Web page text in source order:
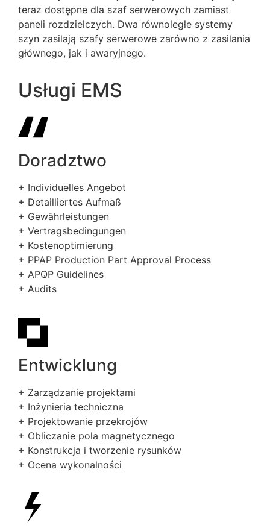
teraz dostępne dla szaf serwerowych zamiast
paneli rozdzielczych. Dwa równoległe systemy
szyn zasilają szafy serwerowe zarówno z zasilania
głównego, jak i awaryjnego.
Usługi EMS
Doradztwo
+ Individuelles Angebot
+ Detailliertes Aufmaß
+ Gewährleistungen
+ Vertragsbedingungen
+ Kostenoptimierung
+ PPAP Production Part Approval Process
+ APQP Guidelines
+ Audits
Entwicklung
+ Zarządzanie projektami
+ Inżynieria techniczna
+ Projektowanie przekrojów
+ Obliczanie pola magnetycznego
+ Konstrukcja i tworzenie rysunków
+ Ocena wykonalności